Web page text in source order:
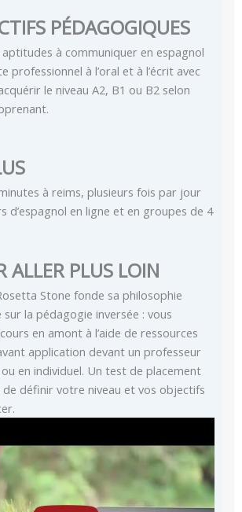
PÉDAGOGIQUES
à communiquer en espagnol
professionnel à l’oral et à l’écrit avec
le niveau A2, B1 ou B2 selon
à reims, plusieurs fois par jour
d’espagnol en ligne et en groupes de 4
ALLER PLUS LOIN
Stone fonde sa philosophie
sur la pédagogie inversée : vous
en amont à l’aide de ressources
application devant un professeur
en individuel. Un test de placement
définir votre niveau et vos objectifs